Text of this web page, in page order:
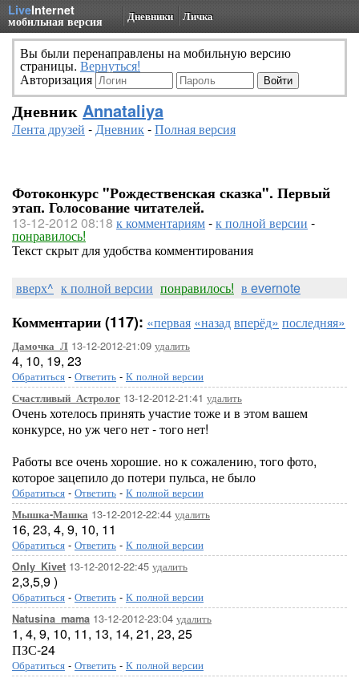
LiveInternet
мобильная версия Дневники Личка
Вы были перенаправлены на мобильную версию
страницы. Вернуться!
Авторизация
Дневник Annataliya
Лента друзей -Дневник-Полная версия
Фотоконкурс "Рождественская сказка". Первый
этап. Голосование читателей.
13-12-2012 08:18 к комментариям-к полной версии -
понравилось!
Текст скрыт для удобства комментирования
вверх^ к полной версии понравилось! в evernote
Комментарии (117): «первая «назадвперёд» последняя»
Дамочка_Л 13-12-2012-21:09 удалить
4, 10, 19, 23
Обратиться - Ответить - К полной версии
Счастливый_Астролог 13-12-2012-21:41 удалить
Очень хотелось принять участие тоже и в этом вашем
конкурсе, но уж чего нет - того нет!
Работы все очень хорошие. но к сожалению, того фото,
которое зацепило до потери пульса, не было
Обратиться - Ответить - К полной версии
Мышка-Машка 13-12-2012-22:44 удалить
16, 23, 4, 9, 10, 11
Обратиться - Ответить - К полной версии
Only_Kivet 13-12-2012-22:45 удалить
2,3,5,9 )
Обратиться - Ответить - К полной версии
Natusina_mama 13-12-2012-23:04 удалить
1, 4, 9, 10, 11, 13, 14, 21, 23, 25
ПЗС-24
Обратиться - Ответить - К полной версии